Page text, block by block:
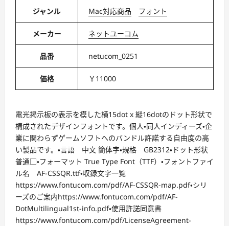
ジャンル Mac対応商品 フォント
メーカー ネットユーコム
品番 netucom_0251
価格 ￥11000
電光掲示板の表示を模した横15dot x 縦16dotのドット形状で
構成されたデザインフォントです。個人・同人インディーズ・企
業に関わらずゲームソフトへのバンドル許諾する自由度の高
い製品です。・言語 中文 簡体字・規格 GB2312・ドット形状
普通□・フォーマット True Type Font（TTF）・フォントファイ
ル名 AF-CSSQR.ttf・収録文字一覧
https://www.fontucom.com/pdf/AF-CSSQR-map.pdf・シリ
ーズのご案内https://www.fontucom.com/pdf/AF-
DotMultilingual1st-info.pdf・使用許諾同意書
https://www.fontucom.com/pdf/LicenseAgreement-